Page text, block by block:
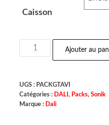
Caisson
Ajouter au
UGS : PACKGTAVI
Catégories : DALI , Packs, Sonik
Marque : Dali